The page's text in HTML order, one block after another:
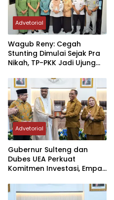
Advetorial
Wagub Reny: Cegah
Stunting Dimulai Sejak Pra
Nikah, TP-PKK Jadi Ujung
Advetorial
Gubernur Sulteng dan
Dubes UEA Perkuat
Komitmen Investasi, Empat